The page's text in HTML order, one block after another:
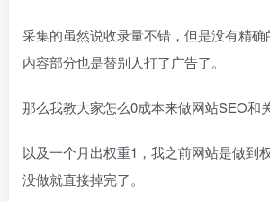
采集的虽然说收录量不错，但是没有精
内容部分也是替别人打了广告了。
那么我教大家怎么0成本来做网站SEO和
以及一个月出权重1，我之前网站是做到
没做就直接掉完了。